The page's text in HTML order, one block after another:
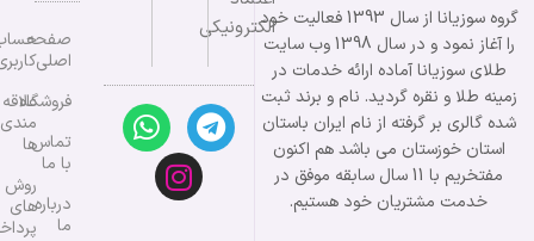
گروه سوزیانا از سال 1393 فعالیت خود
را آغاز نمود و در سال 1398 وب سایت
طلای سوزیانا آماده ارائه خدمات در
زمینه طلا و نقره گردید. نام و برند ثبت
شده گالری بر گرفته از نام ایران باستان
استان خوزستان می باشد هم اکنون
مفتخریم با 11 سال سابقه موفق در
خدمت مشتریان خود هستیم.
صفحه
اصلی
فروشگاه
تماس
با ما
درباره
ما
علاقه
مندی
ها
روش
های